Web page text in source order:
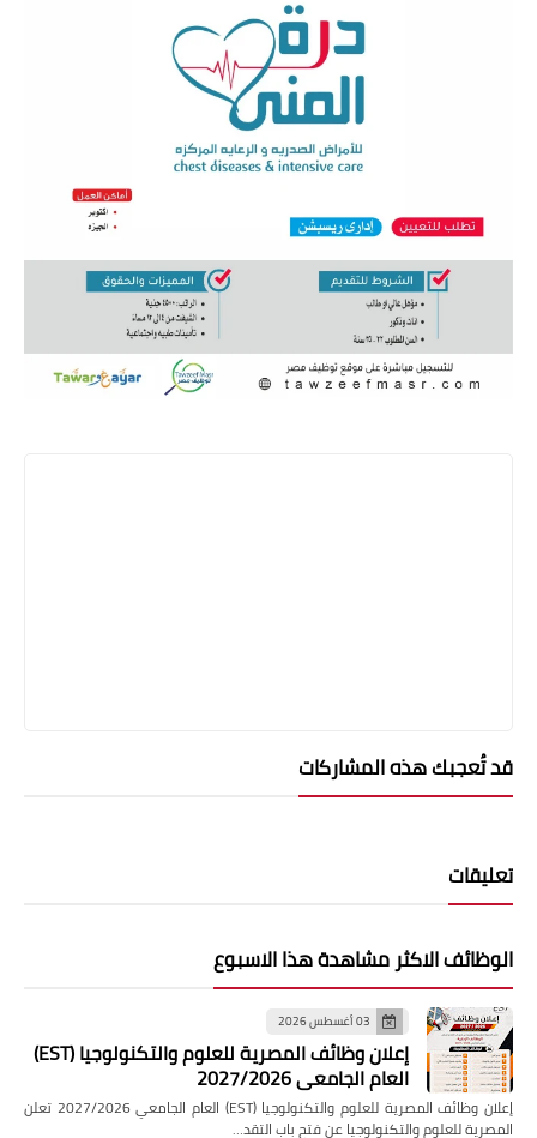
قد تُعجبك هذه المشاركات
تعليقات
الوظائف الاكثر مشاهدة هذا الاسبوع
03 أغسطس 2026
إعلان وظائف المصرية للعلوم والتكنولوجيا (EST)
العام الجامعي 2027/2026
إعلان وظائف المصرية للعلوم والتكنولوجيا (EST) العام الجامعي 2027/2026 تعلن
المصرية للعلوم والتكنولوجيا عن فتح باب التقد…